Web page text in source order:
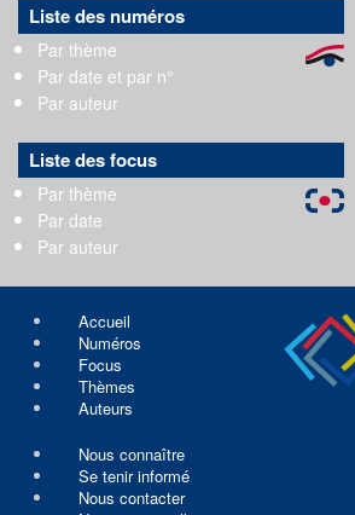
Liste des numéros
Par thème
Par date et par n°
Par auteur
Liste des focus
Par thème
Par date
Par auteur
Accueil
Numéros
Focus
Thèmes
Auteurs
Nous connaître
Se tenir informé
Nous contacter